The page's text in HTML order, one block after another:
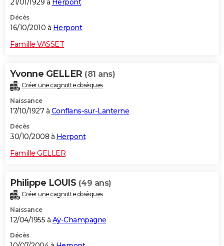
21/01/1929 à Herpont
Décès
16/10/2010 à Herpont
Famille VASSET
Yvonne GELLER (81 ans)
Créer une cagnotte obsèques
Naissance
17/10/1927 à Conflans-sur-Lanterne
Décès
30/10/2008 à Herpont
Famille GELLER
Philippe LOUIS (49 ans)
Créer une cagnotte obsèques
Naissance
12/04/1955 à Aÿ-Champagne
Décès